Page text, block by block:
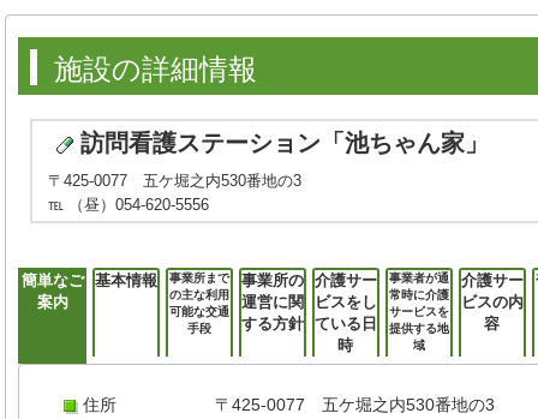
施設の詳細情報
訪問看護ステーション「池ちゃん家」
〒425-0077 五ケ堀之内530番地の3
℡ （昼）054-620-5556
簡単なご
案内
基本情報
事業所まで
の主な利用
可能な交通
手段
事業所の
運営に関
する方針
介護サー
ビスをし
ている日
時
事業者が通
常時に介護
サービスを
提供する地
域
介護サー
ビスの内
容
住所 〒425-0077 五ケ堀之内530番地の3